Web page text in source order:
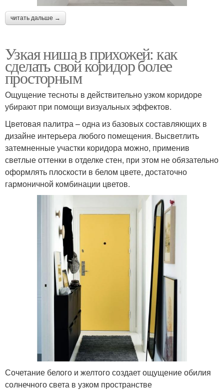
читать дальше →
Узкая ниша в прихожей: как
сделать свой коридор более
просторным
Ощущение тесноты в действительно узком коридоре
убирают при помощи визуальных эффектов.
Цветовая палитра – одна из базовых составляющих в
дизайне интерьера любого помещения. Высветлить
затемненные участки коридора можно, применив
светлые оттенки в отделке стен, при этом не обязательно
оформлять плоскости в белом цвете, достаточно
гармоничной комбинации цветов.
Сочетание белого и желтого создает ощущение обилия
солнечного света в узком пространстве